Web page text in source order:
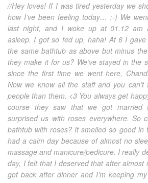
//Hey loves! If I was tired yesterday we
how I’ve been feeling today… ;-) We
last night, and I woke up at 01.12 am
asleep. I got so fed up, haha! At 6 I
the same bathtub as above but minus
they make it for us? We’ve stayed in the
since the first time we went here,
Now we know all the staff and you
people than them. <3 You always get
course they saw that we got married
surprised us with roses everywhere. So
bathtub with roses? It smelled so good in
had a calm day because of almost no
massage and manicure/pedicure. I really
day, I felt that I deserved that after almost
got back after dinner and I’m keeping